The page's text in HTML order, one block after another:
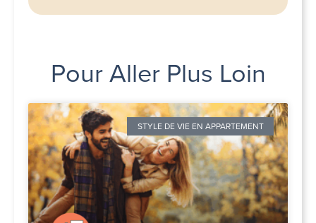
Pour Aller Plus Loin
STYLE DE VIE EN APPARTEMENT